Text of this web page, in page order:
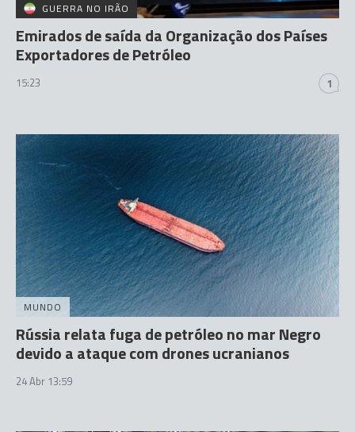
GUERRA NO IRÃO
Emirados de saída da Organização dos Países
Exportadores de Petróleo
15:23 1
MUNDO
Rússia relata fuga de petróleo no mar Negro
devido a ataque com drones ucranianos
24 Abr 13:59